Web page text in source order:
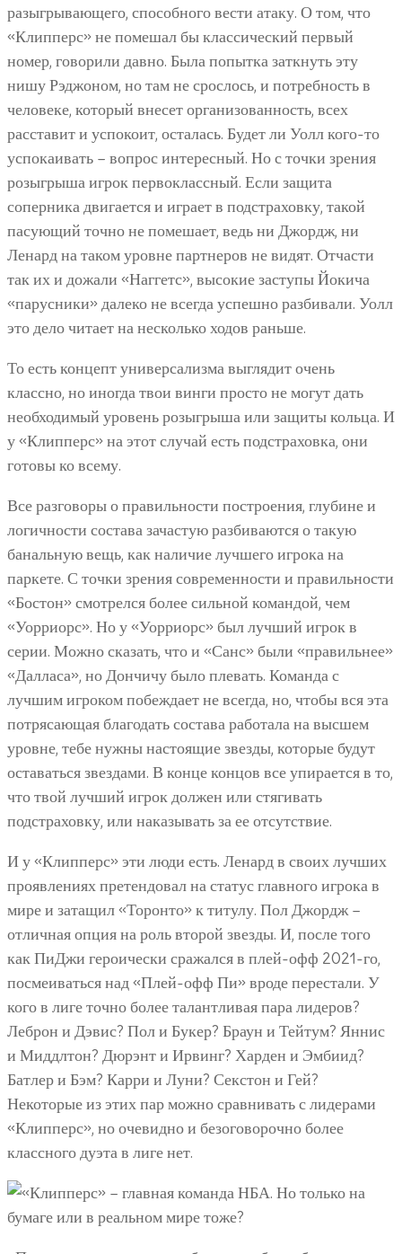
разыгрывающего, способного вести атаку. О том, что
«Клипперс» не помешал бы классический первый
номер, говорили давно. Была попытка заткнуть эту
нишу Рэджоном, но там не срослось, и потребность в
человеке, который внесет организованность, всех
расставит и успокоит, осталась. Будет ли Уолл кого-то
успокаивать – вопрос интересный. Но с точки зрения
розыгрыша игрок первоклассный. Если защита
соперника двигается и играет в подстраховку, такой
пасующий точно не помешает, ведь ни Джордж, ни
Ленард на таком уровне партнеров не видят. Отчасти
так их и дожали «Наггетс», высокие заступы Йокича
«парусники» далеко не всегда успешно разбивали. Уолл
это дело читает на несколько ходов раньше.
То есть концепт универсализма выглядит очень
классно, но иногда твои винги просто не могут дать
необходимый уровень розыгрыша или защиты кольца. И
у «Клипперс» на этот случай есть подстраховка, они
готовы ко всему.
Все разговоры о правильности построения, глубине и
логичности состава зачастую разбиваются о такую
банальную вещь, как наличие лучшего игрока на
паркете. С точки зрения современности и правильности
«Бостон» смотрелся более сильной командой, чем
«Уорриорс». Но у «Уорриорс» был лучший игрок в
серии. Можно сказать, что и «Санс» были «правильнее»
«Далласа», но Дончичу было плевать. Команда с
лучшим игроком побеждает не всегда, но, чтобы вся эта
потрясающая благодать состава работала на высшем
уровне, тебе нужны настоящие звезды, которые будут
оставаться звездами. В конце концов все упирается в то,
что твой лучший игрок должен или стягивать
подстраховку, или наказывать за ее отсутствие.
И у «Клипперс» эти люди есть. Ленард в своих лучших
проявлениях претендовал на статус главного игрока в
мире и затащил «Торонто» к титулу. Пол Джордж –
отличная опция на роль второй звезды. И, после того
как ПиДжи героически сражался в плей-офф 2021-го,
посмеиваться над «Плей-офф Пи» вроде перестали. У
кого в лиге точно более талантливая пара лидеров?
Леброн и Дэвис? Пол и Букер? Браун и Тейтум? Яннис
и Миддлтон? Дюрэнт и Ирвинг? Харден и Эмбиид?
Батлер и Бэм? Карри и Луни? Секстон и Гей?
Некоторые из этих пар можно сравнивать с лидерами
«Клипперс», но очевидно и безоговорочно более
классного дуэта в лиге нет.